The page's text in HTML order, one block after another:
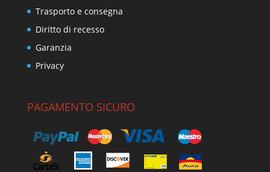
Trasporto e consegna
Diritto di recesso
Garanzia
Privacy
PAGAMENTO SICURO